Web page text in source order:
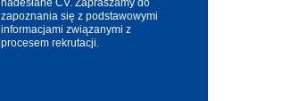
nadesłane CV. Zapraszamy do
zapoznania się z podstawowymi
informacjami związanymi z
procesem rekrutacji.